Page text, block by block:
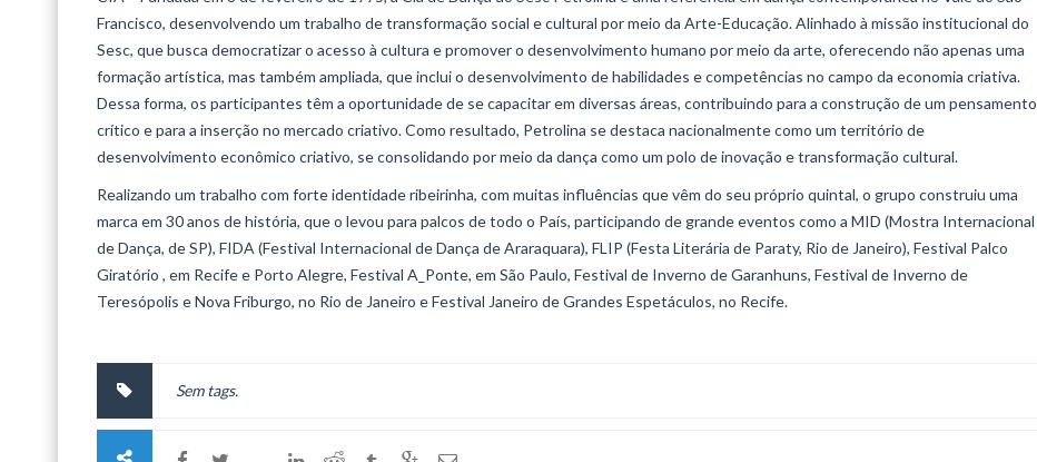
Francisco, desenvolvendo um trabalho de transformação social e cultural por meio da Arte-Educação. Alinhado à missão institucional do
Sesc, que busca democratizar o acesso à cultura e promover o desenvolvimento humano por meio da arte, oferecendo não apenas uma
formação artística, mas também ampliada, que inclui o desenvolvimento de habilidades e competências no campo da economia criativa.
Dessa forma, os participantes têm a oportunidade de se capacitar em diversas áreas, contribuindo para a construção de um pensamento
crítico e para a inserção no mercado criativo. Como resultado, Petrolina se destaca nacionalmente como um território de
desenvolvimento econômico criativo, se consolidando por meio da dança como um polo de inovação e transformação cultural.
Realizando um trabalho com forte identidade ribeirinha, com muitas influências que vêm do seu próprio quintal, o grupo construiu uma
marca em 30 anos de história, que o levou para palcos de todo o País, participando de grande eventos como a MID (Mostra Internacional
de Dança, de SP), FIDA (Festival Internacional de Dança de Araraquara), FLIP (Festa Literária de Paraty, Rio de Janeiro), Festival Palco
Giratório , em Recife e Porto Alegre, Festival A_Ponte, em São Paulo, Festival de Inverno de Garanhuns, Festival de Inverno de
Teresópolis e Nova Friburgo, no Rio de Janeiro e Festival Janeiro de Grandes Espetáculos, no Recife.
Sem tags.